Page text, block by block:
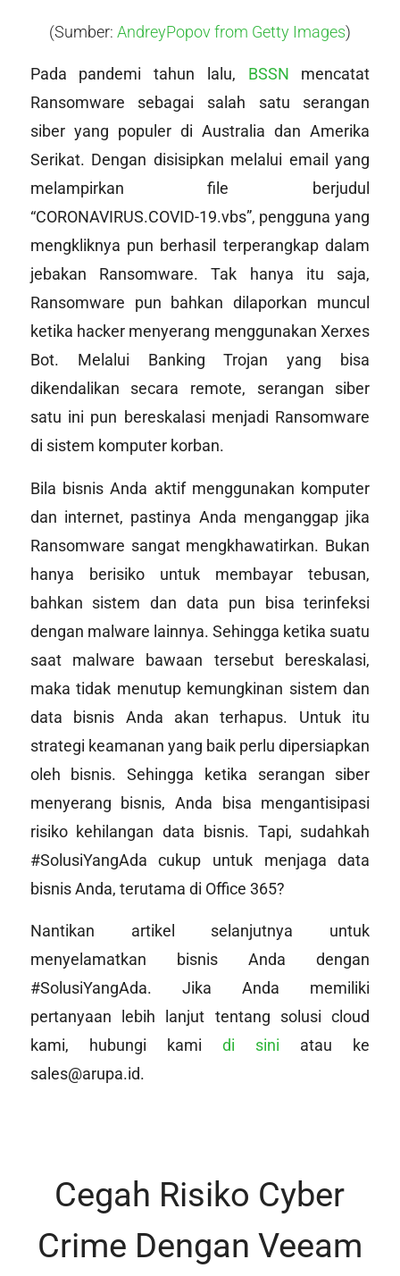
(Sumber: AndreyPopov from Getty Images)
Pada pandemi tahun lalu, BSSN mencatat
Ransomware sebagai salah satu serangan
siber yang populer di Australia dan Amerika
Serikat. Dengan disisipkan melalui email yang
melampirkan file berjudul
“CORONAVIRUS.COVID-19.vbs”, pengguna yang
mengkliknya pun berhasil terperangkap dalam
jebakan Ransomware. Tak hanya itu saja,
Ransomware pun bahkan dilaporkan muncul
ketika hacker menyerang menggunakan Xerxes
Bot. Melalui Banking Trojan yang bisa
dikendalikan secara remote, serangan siber
satu ini pun bereskalasi menjadi Ransomware
di sistem komputer korban.
Bila bisnis Anda aktif menggunakan komputer
dan internet, pastinya Anda menganggap jika
Ransomware sangat mengkhawatirkan. Bukan
hanya berisiko untuk membayar tebusan,
bahkan sistem dan data pun bisa terinfeksi
dengan malware lainnya. Sehingga ketika suatu
saat malware bawaan tersebut bereskalasi,
maka tidak menutup kemungkinan sistem dan
data bisnis Anda akan terhapus. Untuk itu
strategi keamanan yang baik perlu dipersiapkan
oleh bisnis. Sehingga ketika serangan siber
menyerang bisnis, Anda bisa mengantisipasi
risiko kehilangan data bisnis. Tapi, sudahkah
#SolusiYangAda cukup untuk menjaga data
bisnis Anda, terutama di Office 365?
Nantikan artikel selanjutnya untuk
menyelamatkan bisnis Anda dengan
#SolusiYangAda. Jika Anda memiliki
pertanyaan lebih lanjut tentang solusi cloud
kami, hubungi kami di sini atau ke
sales@arupa.id.
Cegah Risiko Cyber
Crime Dengan Veeam